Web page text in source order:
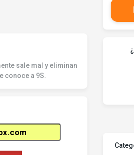
sale mal y eliminan
conoce a 9S.